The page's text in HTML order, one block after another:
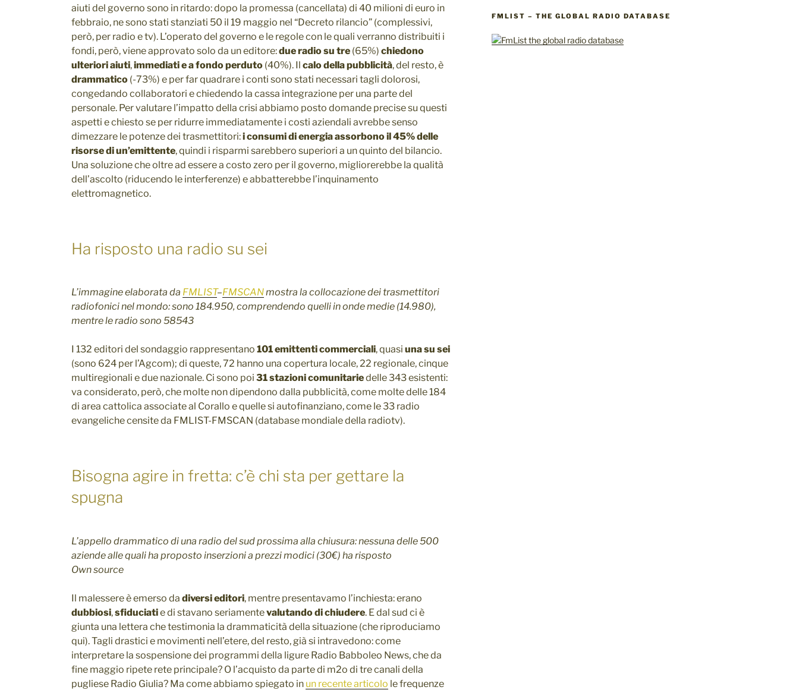
aiuti del governo sono in ritardo: dopo la promessa (cancellata) di 40 milioni di euro in
febbraio, ne sono stati stanziati 50 il 19 maggio nel “Decreto rilancio” (complessivi,
però, per radio e tv). L’operato del governo e le regole con le quali verranno distribuiti i
fondi, però, viene approvato solo da un editore:due radio su tre (65%) chiedono
ulteriori aiuti,immediati e a fondo perduto (40%). Il calo della pubblicità, del resto, è
drammatico (-73%) e per far quadrare i conti sono stati necessari tagli dolorosi,
congedando collaboratori e chiedendo la cassa integrazione per una parte del
personale. Per valutare l’impatto della crisi abbiamo posto domande precise su questi
aspetti e chiesto se per ridurre immediatamente i costi aziendali avrebbe senso
dimezzare le potenze dei trasmettitori:i consumi di energia assorbono il 45% delle
risorse di un’emittente, quindi i risparmi sarebbero superiori a un quinto del bilancio.
Una soluzione che oltre ad essere a costo zero per il governo, migliorerebbe la qualità
dell’ascolto (riducendo le interferenze) e abbatterebbe l’inquinamento
elettromagnetico.
Ha risposto una radio su sei
L’immagine elaborata da FMLIST–FMSCANmostra la collocazione dei trasmettitori
radiofonici nel mondo: sono 184.950, comprendendo quelli in onde medie (14.980),
mentre le radio sono 58543
I 132 editori del sondaggio rappresentano 101 emittenti commerciali, quasi una su sei
(sono 624 per l’Agcom); di queste, 72 hanno una copertura locale, 22 regionale, cinque
multiregionali e due nazionale. Ci sono poi 31 stazioni comunitariedelle 343 esistenti:
va considerato, però, che molte non dipendono dalla pubblicità, come molte delle 184
di area cattolica associate al Corallo e quelle si autofinanziano, come le 33 radio
evangeliche censite da FMLIST-FMSCAN (database mondiale della radiotv).
Bisogna agire in fretta: c’è chi sta per gettare la
spugna
L’appello drammatico di una radio del sud prossima alla chiusura: nessuna delle 500
aziende alle quali ha proposto inserzioni a prezzi modici (30€) ha risposto
Own source
Il malessere è emerso da diversi editori, mentre presentavamo l’inchiesta: erano
dubbiosi,sfiduciatie di stavano seriamentevalutando di chiudere. E dal sud ci è
giunta una lettera che testimonia la drammaticità della situazione (che riproduciamo
qui). Tagli drastici e movimenti nell’etere, del resto, già si intravedono: come
interpretare la sospensione dei programmi della ligure Radio Babboleo News, che da
fine maggio ripete rete principale? O l’acquisto da parte di m2o di tre canali della
pugliese Radio Giulia? Ma come abbiamo spiegato in un recente articolo le frequenze
FMLIST – THE GLOBAL RADIO DATABASE